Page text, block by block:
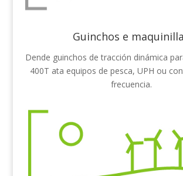
Guinchos e
Dende guinchos de tracción dinámica
400T ata equipos de pesca, UPH ou
frecuencia.